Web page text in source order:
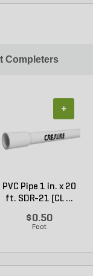
Completers
PVC Pipe 1 in. x 20
ft. SDR-21 (CL ...
$0.50
Foot
+